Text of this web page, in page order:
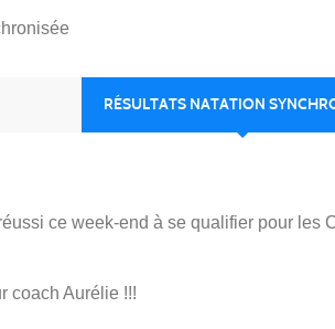
RÉSULTATS NATATION
ce week-end à se qualifier pour les
coach Aurélie !!!